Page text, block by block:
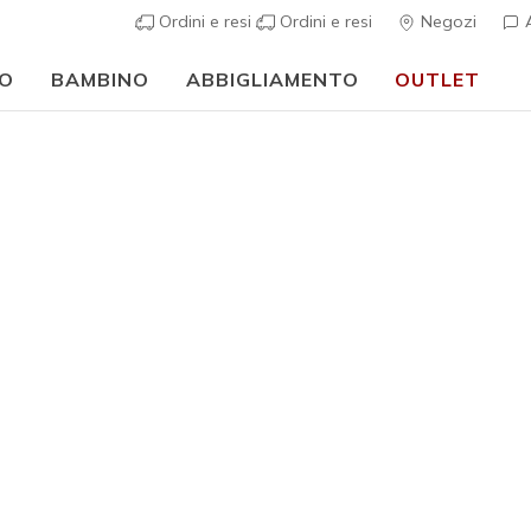
Ordini e resi Ordini e resi Negozi
BAMBINO ABBIGLIAMENTO OUTLET